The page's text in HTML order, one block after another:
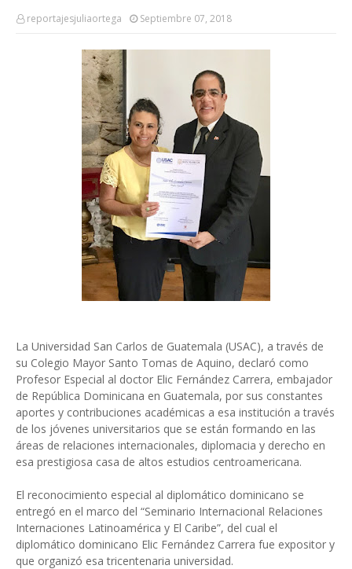
reportajesjuliaortega Septiembre 07, 2018
La Universidad San Carlos de Guatemala (USAC), a través de
su Colegio Mayor Santo Tomas de Aquino, declaró como
Profesor Especial al doctor Elic Fernández Carrera, embajador
de República Dominicana en Guatemala, por sus constantes
aportes y contribuciones académicas a esa institución a través
de los jóvenes universitarios que se están formando en las
áreas de relaciones internacionales, diplomacia y derecho en
esa prestigiosa casa de altos estudios centroamericana.
El reconocimiento especial al diplomático dominicano se
entregó en el marco del “Seminario Internacional Relaciones
Internaciones Latinoamérica y El Caribe”, del cual el
diplomático dominicano Elic Fernández Carrera fue expositor y
que organizó esa tricentenaria universidad.